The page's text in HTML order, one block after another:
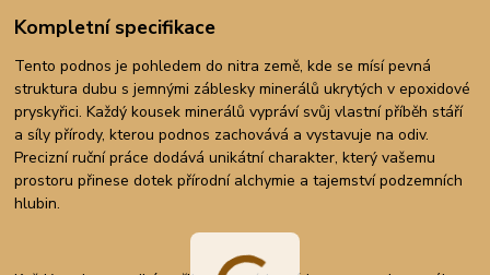
Kompletní specifikace
Tento podnos je pohledem do nitra země, kde se mísí pevná
struktura dubu s jemnými záblesky minerálů ukrytých v epoxidové
pryskyřici. Každý kousek minerálů vypráví svůj vlastní příběh stáří
a síly přírody, kterou podnos zachovává a vystavuje na odiv.
Precizní ruční práce dodává unikátní charakter, který vašemu
prostoru přinese dotek přírodní alchymie a tajemství podzemních
hlubin.